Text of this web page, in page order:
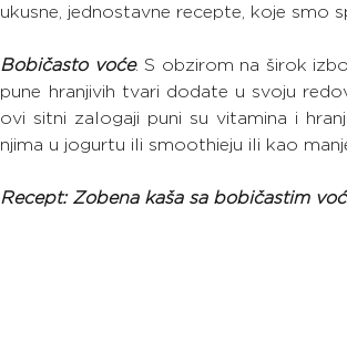
ukusne, jednostavne recepte, koje smo
Bobičasto voće. S obzirom na širok
pune hranjivih tvari dodate u svoju
ovi sitni zalogaji puni su vitamina i
njima u jogurtu ili smoothieju ili kao
Recept: Zobena kaša sa bobičastim